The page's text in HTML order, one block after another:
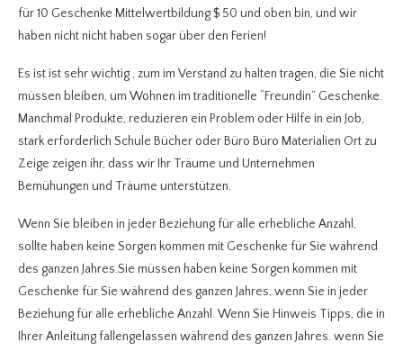
für 10 Geschenke Mittelwertbildung $ 50 und oben bin, und wir
haben nicht nicht haben sogar über den Ferien!
Es ist ist sehr wichtig , zum im Verstand zu halten tragen, die Sie nicht
müssen bleiben, um Wohnen im traditionelle “Freundin” Geschenke.
Manchmal Produkte, reduzieren ein Problem oder Hilfe in ein Job,
stark erforderlich Schule Bücher oder Büro Büro Materialien Ort zu
Zeige zeigen ihr, dass wir Ihr Träume und Unternehmen
Bemühungen und Träume unterstützen.
Wenn Sie bleiben in jeder Beziehung für alle erhebliche Anzahl,
sollte haben keine Sorgen kommen mit Geschenke für Sie während
des ganzen Jahres.Sie müssen haben keine Sorgen kommen mit
Geschenke für Sie während des ganzen Jahres, wenn Sie in jeder
Beziehung für alle erhebliche Anzahl. Wenn Sie Hinweis Tipps, die in
Ihrer Anleitung fallengelassen während des ganzen Jahres. wenn Sie